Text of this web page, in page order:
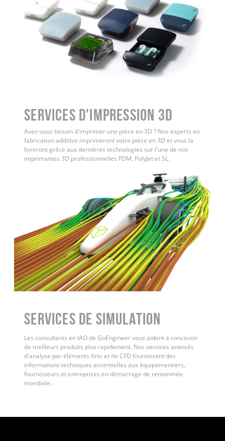
Services d'impression 3D
Avez-vous besoin d'imprimer une pièce en 3D ? Nos experts en
fabrication additive imprimeront votre pièce en 3D et vous la
livreront grâce aux dernières technologies sur l'une de nos
imprimantes 3D professionnelles FDM, PolyJet et SL.
Services de simulation
Les consultants en IAO de GoEngineer vous aident à concevoir
de meilleurs produits plus rapidement. Nos services avancés
d'analyse par éléments finis et de CFD fournissent des
informations techniques essentielles aux équipementiers,
fournisseurs et entreprises en démarrage de renommée
mondiale..